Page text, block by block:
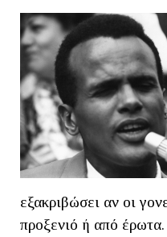
εξακριβώσει αν οι
προξενιό ή από